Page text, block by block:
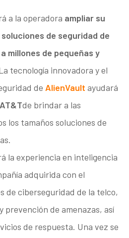
a la operadora ampliar su
de seguridad de
millones de pequeñas y
tecnología innovadora y el
de AlienVault ayudará
AT&Tde brindar a las
los tamaños soluciones de
la experiencia en inteligencia
adquirida con el
de ciberseguridad de la telco,
prevención de amenazas, así
de respuesta. Una vez se